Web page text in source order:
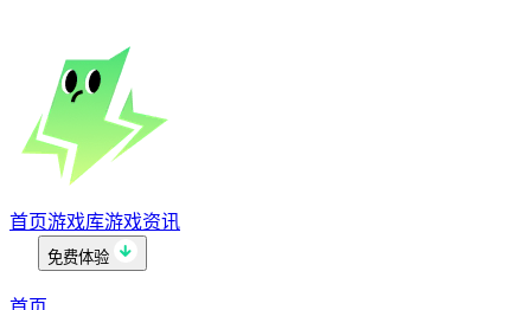
首页游戏库游戏资讯
免费体验